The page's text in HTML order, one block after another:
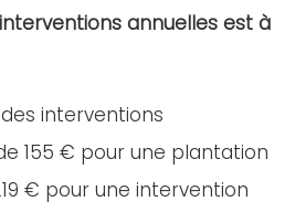
annuelles est à
interventions
155 € pour une plantation
€ pour une intervention